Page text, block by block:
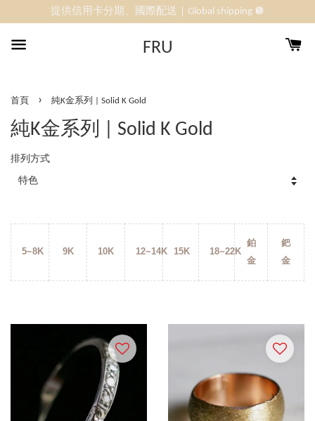
提供信用卡分期、國際配送｜Global shipping 🪩
FRU
首頁 › 純K金系列 | Solid K Gold
純K金系列 | Solid K Gold
排列方式
5~8K 9K 10K 12~14K 15K 18~22K
鉑
金
鈀
金